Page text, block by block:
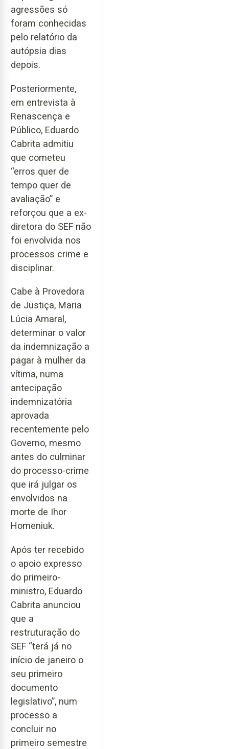
agressões só
foram conhecidas
pelo relatório da
autópsia dias
depois.
Posteriormente,
em entrevista à
Renascença e
Público, Eduardo
Cabrita admitiu
que cometeu
“erros quer de
tempo quer de
avaliação” e
reforçou que a ex-
diretora do SEF não
foi envolvida nos
processos crime e
disciplinar.
Cabe à Provedora
de Justiça, Maria
Lúcia Amaral,
determinar o valor
da indemnização a
pagar à mulher da
vítima, numa
antecipação
indemnizatória
aprovada
recentemente pelo
Governo, mesmo
antes do culminar
do processo-crime
que irá julgar os
envolvidos na
morte de Ihor
Homeniuk.
Após ter recebido
o apoio expresso
do primeiro-
ministro, Eduardo
Cabrita anunciou
que a
restruturação do
SEF “terá já no
início de janeiro o
seu primeiro
documento
legislativo”, num
processo a
concluir no
primeiro semestre